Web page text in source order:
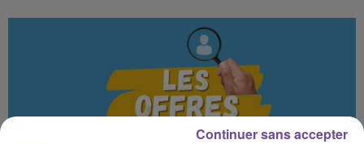
Continuer sans accepter